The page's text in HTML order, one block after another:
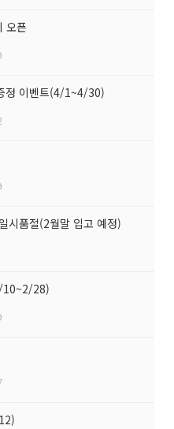
오픈
정 이벤트(4/1~4/30)
시품절(2월말 입고 예정)
10~2/28)